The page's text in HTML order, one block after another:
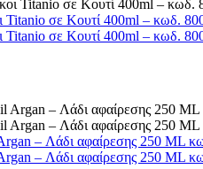
Titanio σε Κουτί 400ml – κωδ.
Titanio σε Κουτί 400ml – κωδ.
– Λάδι αφαίρεσης 250 ML
– Λάδι αφαίρεσης 250 ML